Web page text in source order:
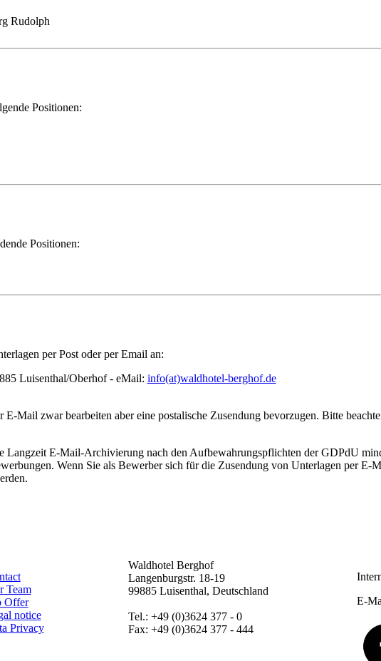
Rudolph
Positionen:
Positionen:
per Post oder per Email an:
Luisenthal/Oberhof - eMail: info(at)waldhotel-berghof.de
Mail zwar bearbeiten aber eine postalische Zusendung bevorzugen. Bitte
E-Mail-Archivierung nach den Aufbewahrungspflichten der GDPdU
Wenn Sie als Bewerber sich für die Zusendung von Unterlagen per E-
Team
Offer
notice
Privacy
Waldhotel Berghof
Langenburgstr. 18-19
99885 Luisenthal, Deutschland
Tel.: +49 (0)3624 377 - 0
Fax: +49 (0)3624 377 - 444
E-